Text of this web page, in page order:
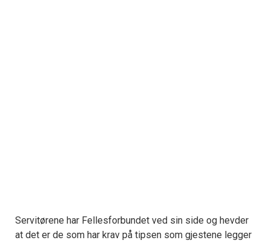
Servitørene har Fellesforbundet ved sin side og hevder
at det er de som har krav på tipsen som gjestene legger